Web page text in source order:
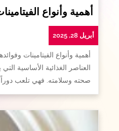
أهمية وأنواع
أبريل 28, 2025
أهمية وأنواع الفيتامينات
العناصر الغذائية الأساسية
صحته وسلامته. فهي تلعب دوراً